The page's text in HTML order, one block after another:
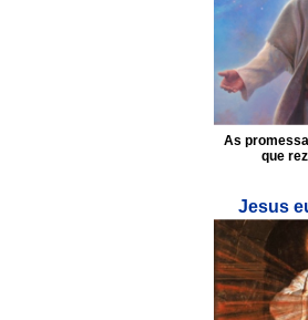
As
que
Jesus